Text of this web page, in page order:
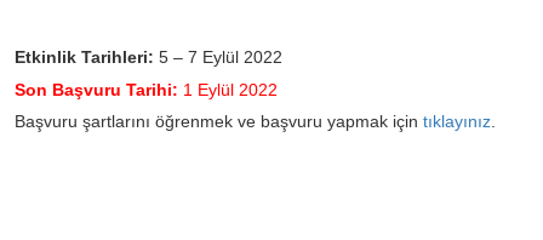
Etkinlik Tarihleri: 5 – 7 Eylül 2022
Son Başvuru Tarihi: 1 Eylül 2022
Başvuru şartlarını öğrenmek ve başvuru yapmak için tıklayınız